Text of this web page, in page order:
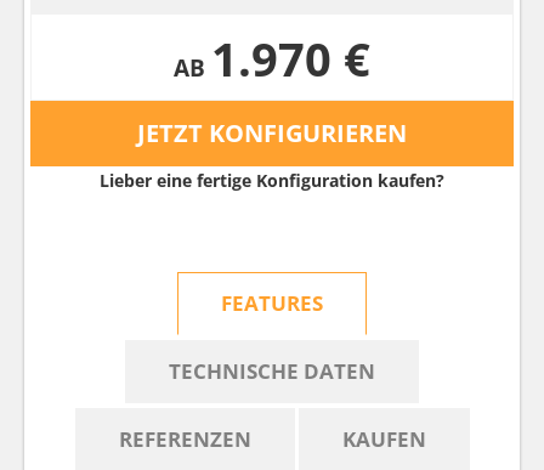
AB 1.970 €
JETZT KONFIGURIEREN
Lieber eine fertige Konfiguration kaufen?
FEATURES
TECHNISCHE DATEN
REFERENZEN KAUFEN